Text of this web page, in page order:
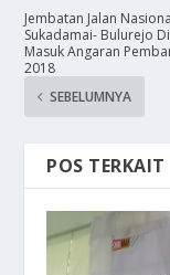
Jembatan Jalan
Sukadamai- Bulurejo
Masuk Angaran
2018
SEBELUMNYA
POS TERKAIT